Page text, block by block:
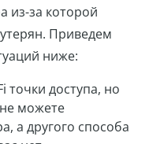
из-за которой
Приведем
ниже:
точки доступа, но
можете
а другого способа